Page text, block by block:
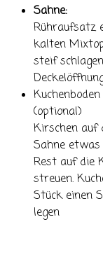
Sahne:
Rühraufsatz
kalten
steif
(optional)
Kirschen auf
Sahne
Rest auf die
streuen.
Stück einen
legen